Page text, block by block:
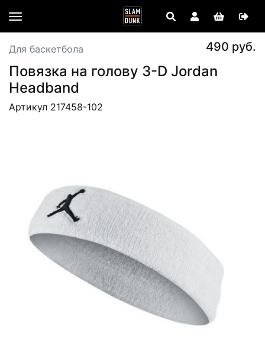
Для баскетбола 490 руб.
Повязка на голову 3-D Jordan
Headband
Артикул 217458-102